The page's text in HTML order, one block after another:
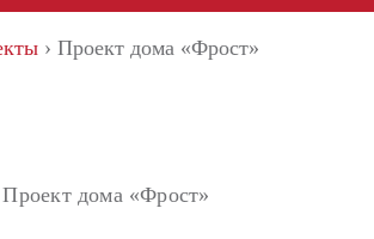
› Проект дома «Фрост»
Проект дома «Фрост»